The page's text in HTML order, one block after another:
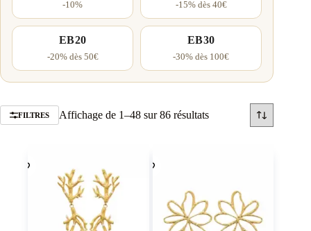
-10% -15% dès 40€
EB20
-20% dès 50€
EB30
-30% dès 100€
FILTRES Affichage de 1–48 sur 86 résultatsTrié